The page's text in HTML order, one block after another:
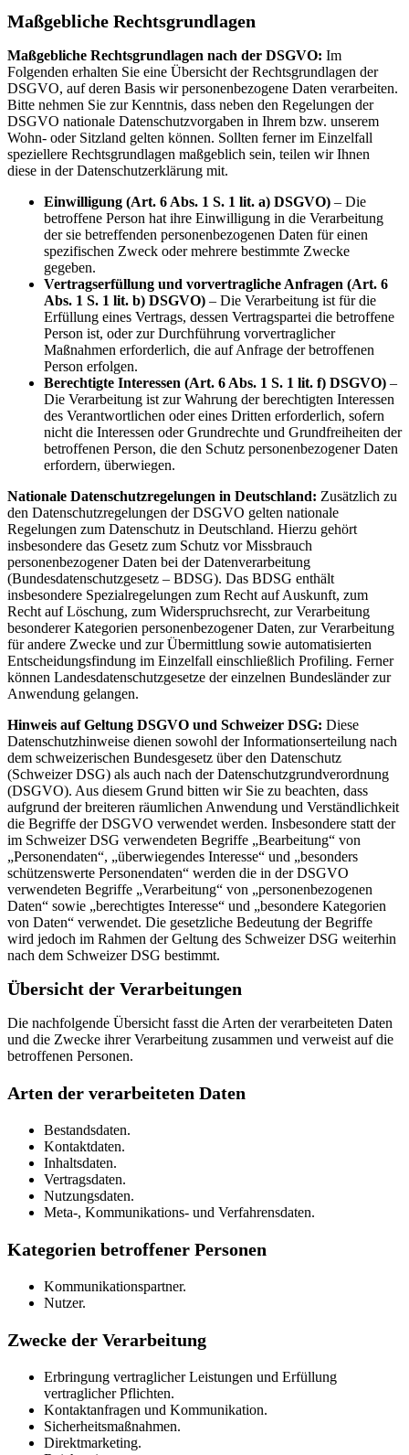
Maßgebliche Rechtsgrundlagen
Maßgebliche Rechtsgrundlagen nach der DSGVO: Im
Folgenden erhalten Sie eine Übersicht der Rechtsgrundlagen der
DSGVO, auf deren Basis wir personenbezogene Daten verarbeiten.
Bitte nehmen Sie zur Kenntnis, dass neben den Regelungen der
DSGVO nationale Datenschutzvorgaben in Ihrem bzw. unserem
Wohn- oder Sitzland gelten können. Sollten ferner im Einzelfall
speziellere Rechtsgrundlagen maßgeblich sein, teilen wir Ihnen
diese in der Datenschutzerklärung mit.
Einwilligung (Art. 6 Abs. 1 S. 1 lit. a) DSGVO) – Die
betroffene Person hat ihre Einwilligung in die Verarbeitung
der sie betreffenden personenbezogenen Daten für einen
spezifischen Zweck oder mehrere bestimmte Zwecke
gegeben.
Vertragserfüllung und vorvertragliche Anfragen (Art. 6
Abs. 1 S. 1 lit. b) DSGVO) – Die Verarbeitung ist für die
Erfüllung eines Vertrags, dessen Vertragspartei die betroffene
Person ist, oder zur Durchführung vorvertraglicher
Maßnahmen erforderlich, die auf Anfrage der betroffenen
Person erfolgen.
Berechtigte Interessen (Art. 6 Abs. 1 S. 1 lit. f) DSGVO) –
Die Verarbeitung ist zur Wahrung der berechtigten Interessen
des Verantwortlichen oder eines Dritten erforderlich, sofern
nicht die Interessen oder Grundrechte und Grundfreiheiten der
betroffenen Person, die den Schutz personenbezogener Daten
erfordern, überwiegen.
Nationale Datenschutzregelungen in Deutschland: Zusätzlich zu
den Datenschutzregelungen der DSGVO gelten nationale
Regelungen zum Datenschutz in Deutschland. Hierzu gehört
insbesondere das Gesetz zum Schutz vor Missbrauch
personenbezogener Daten bei der Datenverarbeitung
(Bundesdatenschutzgesetz – BDSG). Das BDSG enthält
insbesondere Spezialregelungen zum Recht auf Auskunft, zum
Recht auf Löschung, zum Widerspruchsrecht, zur Verarbeitung
besonderer Kategorien personenbezogener Daten, zur Verarbeitung
für andere Zwecke und zur Übermittlung sowie automatisierten
Entscheidungsfindung im Einzelfall einschließlich Profiling. Ferner
können Landesdatenschutzgesetze der einzelnen Bundesländer zur
Anwendung gelangen.
Hinweis auf Geltung DSGVO und Schweizer DSG: Diese
Datenschutzhinweise dienen sowohl der Informationserteilung nach
dem schweizerischen Bundesgesetz über den Datenschutz
(Schweizer DSG) als auch nach der Datenschutzgrundverordnung
(DSGVO). Aus diesem Grund bitten wir Sie zu beachten, dass
aufgrund der breiteren räumlichen Anwendung und Verständlichkeit
die Begriffe der DSGVO verwendet werden. Insbesondere statt der
im Schweizer DSG verwendeten Begriffe „Bearbeitung“ von
„Personendaten“, „überwiegendes Interesse“ und „besonders
schützenswerte Personendaten“ werden die in der DSGVO
verwendeten Begriffe „Verarbeitung“ von „personenbezogenen
Daten“ sowie „berechtigtes Interesse“ und „besondere Kategorien
von Daten“ verwendet. Die gesetzliche Bedeutung der Begriffe
wird jedoch im Rahmen der Geltung des Schweizer DSG weiterhin
nach dem Schweizer DSG bestimmt.
Übersicht der Verarbeitungen
Die nachfolgende Übersicht fasst die Arten der verarbeiteten Daten
und die Zwecke ihrer Verarbeitung zusammen und verweist auf die
betroffenen Personen.
Arten der verarbeiteten Daten
Bestandsdaten.
Kontaktdaten.
Inhaltsdaten.
Vertragsdaten.
Nutzungsdaten.
Meta-, Kommunikations- und Verfahrensdaten.
Kategorien betroffener Personen
Kommunikationspartner.
Nutzer.
Zwecke der Verarbeitung
Erbringung vertraglicher Leistungen und Erfüllung
vertraglicher Pflichten.
Kontaktanfragen und Kommunikation.
Sicherheitsmaßnahmen.
Direktmarketing.